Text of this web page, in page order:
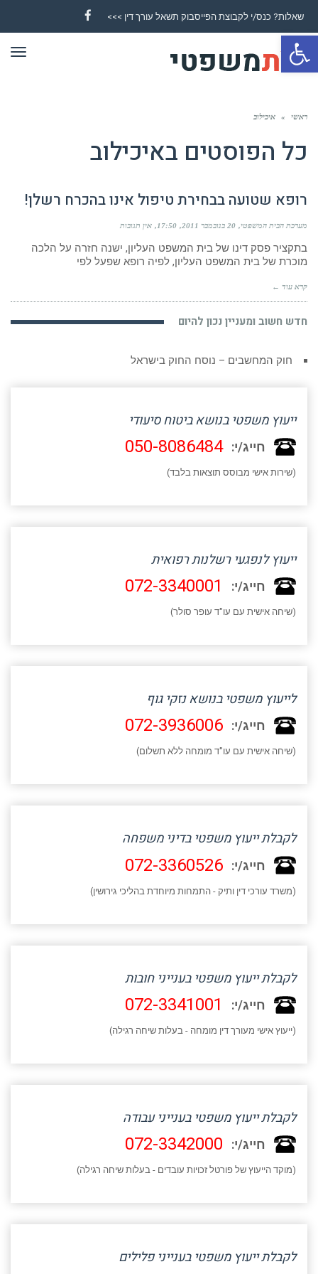
פתח סרגל נגישות
שאלות? כנס/י לקבוצת הפייסבוק תשאל עורך דין >>>
Facebook
ראשי » איכילוב
כל הפוסטים באיכילוב
רופא שטועה בבחירת טיפול אינו בהכרח רשלן!
מערכת הבית המשפטי 20 בנובמבר 2011 17:50 אין תגובות
בתקציר פסק דינו של בית המשפט העליון, ישנה חזרה על הלכה
מוכרת של בית המשפט העליון, לפיה רופא שפעל לפי
קרא עוד ←
חדש חשוב ומעניין נכון להיום
חוק המחשבים – נוסח החוק בישראל
ייעוץ משפטי בנושא ביטוח סיעודי
חייג/י: 050-8086484
(שירות אישי מבוסס תוצאות בלבד)
ייעוץ לנפגעי רשלנות רפואית
חייג/י: 072-3340001
(שיחה אישית עם עו"ד עופר סולר)
לייעוץ משפטי בנושא נזקי גוף
חייג/י: 072-3936006
(שיחה אישית עם עו"ד מומחה ללא תשלום)
לקבלת ייעוץ משפטי בדיני משפחה
חייג/י: 072-3360526
(משרד עורכי דין ותיק - התמחות מיוחדת בהליכי גירושין)
לקבלת ייעוץ משפטי בענייני חובות
חייג/י: 072-3341001
(ייעוץ אישי מעורך דין מומחה - בעלות שיחה רגילה)
לקבלת ייעוץ משפטי בענייני עבודה
חייג/י: 072-3342000
(מוקד הייעוץ של פורטל זכויות עובדים - בעלות שיחה רגילה)
לקבלת ייעוץ משפטי בענייני פלילים